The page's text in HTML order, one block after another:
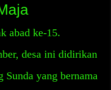
abad ke-15.
desa ini didirikan
Sunda yang bernama